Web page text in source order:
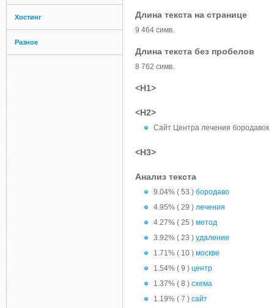
Хостинг
Разное
Длина текста на странице
9 464 симв.
Длина текста без пробелов
8 762 симв.
<H1>
<H2>
Сайт Центра лечения бородавок
<H3>
Анализ текста
9.04% ( 53 ) бородаво
4.95% ( 29 ) лечения
4.27% ( 25 ) метод
3.92% ( 23 ) удаление
1.71% ( 10 ) москве
1.54% ( 9 ) центр
1.37% ( 8 ) схема
1.19% ( 7 ) сайт